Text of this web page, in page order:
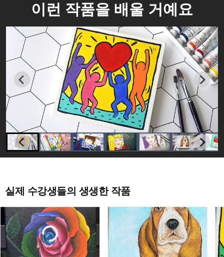
이런 작품을 배울 거예요
실제 수강생들의 생생한 작품